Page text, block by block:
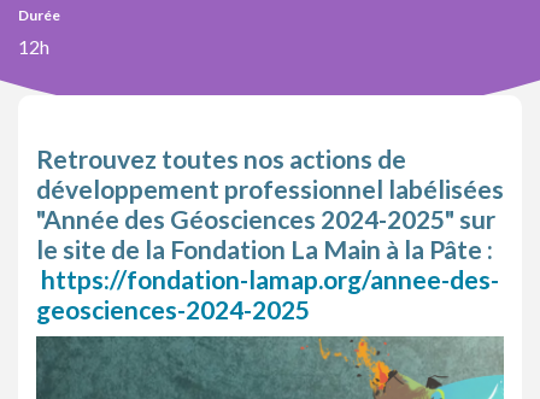
Durée
12h
Retrouvez toutes nos actions de
développement professionnel labélisées
"Année des Géosciences 2024-2025" sur
le site de la Fondation La Main à la Pâte :
https://fondation-lamap.org/annee-des-
geosciences-2024-2025